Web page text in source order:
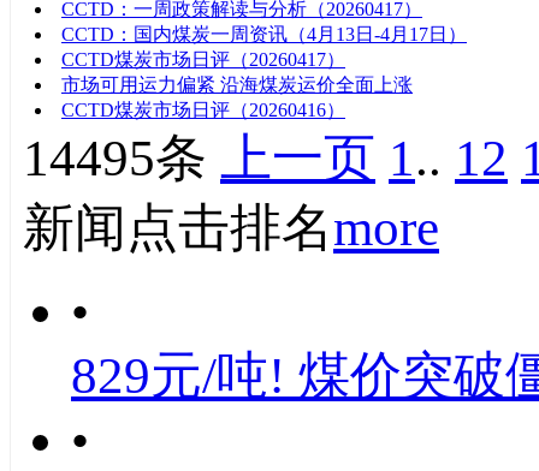
CCTD：一周政策解读与分析（20260417）
CCTD：国内煤炭一周资讯（4月13日-4月17日）
CCTD煤炭市场日评（20260417）
市场可用运力偏紧 沿海煤炭运价全面上涨
CCTD煤炭市场日评（20260416）
14495条 上一页 1.. 12
新闻点击排名more
•
829元/吨! 煤价突破
•